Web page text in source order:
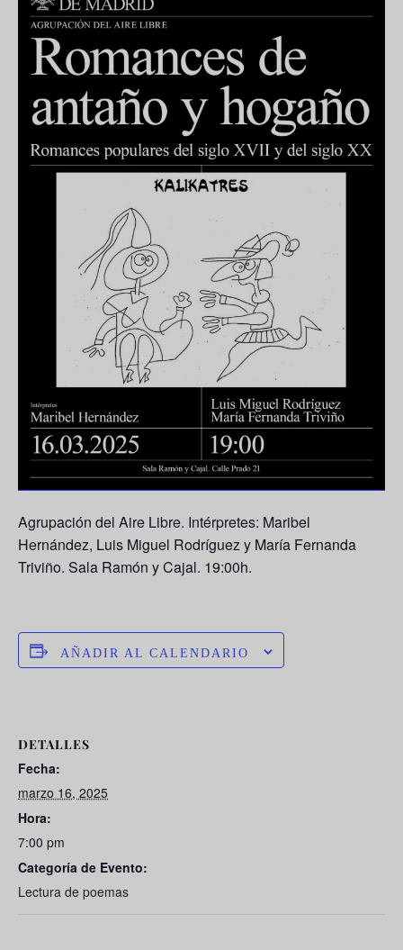
Agrupación del Aire Libre. Intérpretes: Maribel
Hernández, Luis Miguel Rodríguez y María Fernanda
Triviño. Sala Ramón y Cajal. 19:00h.
AÑADIR AL CALENDARIO
DETALLES
Fecha:
marzo 16, 2025
Hora:
7:00 pm
Categoría de Evento:
Lectura de poemas